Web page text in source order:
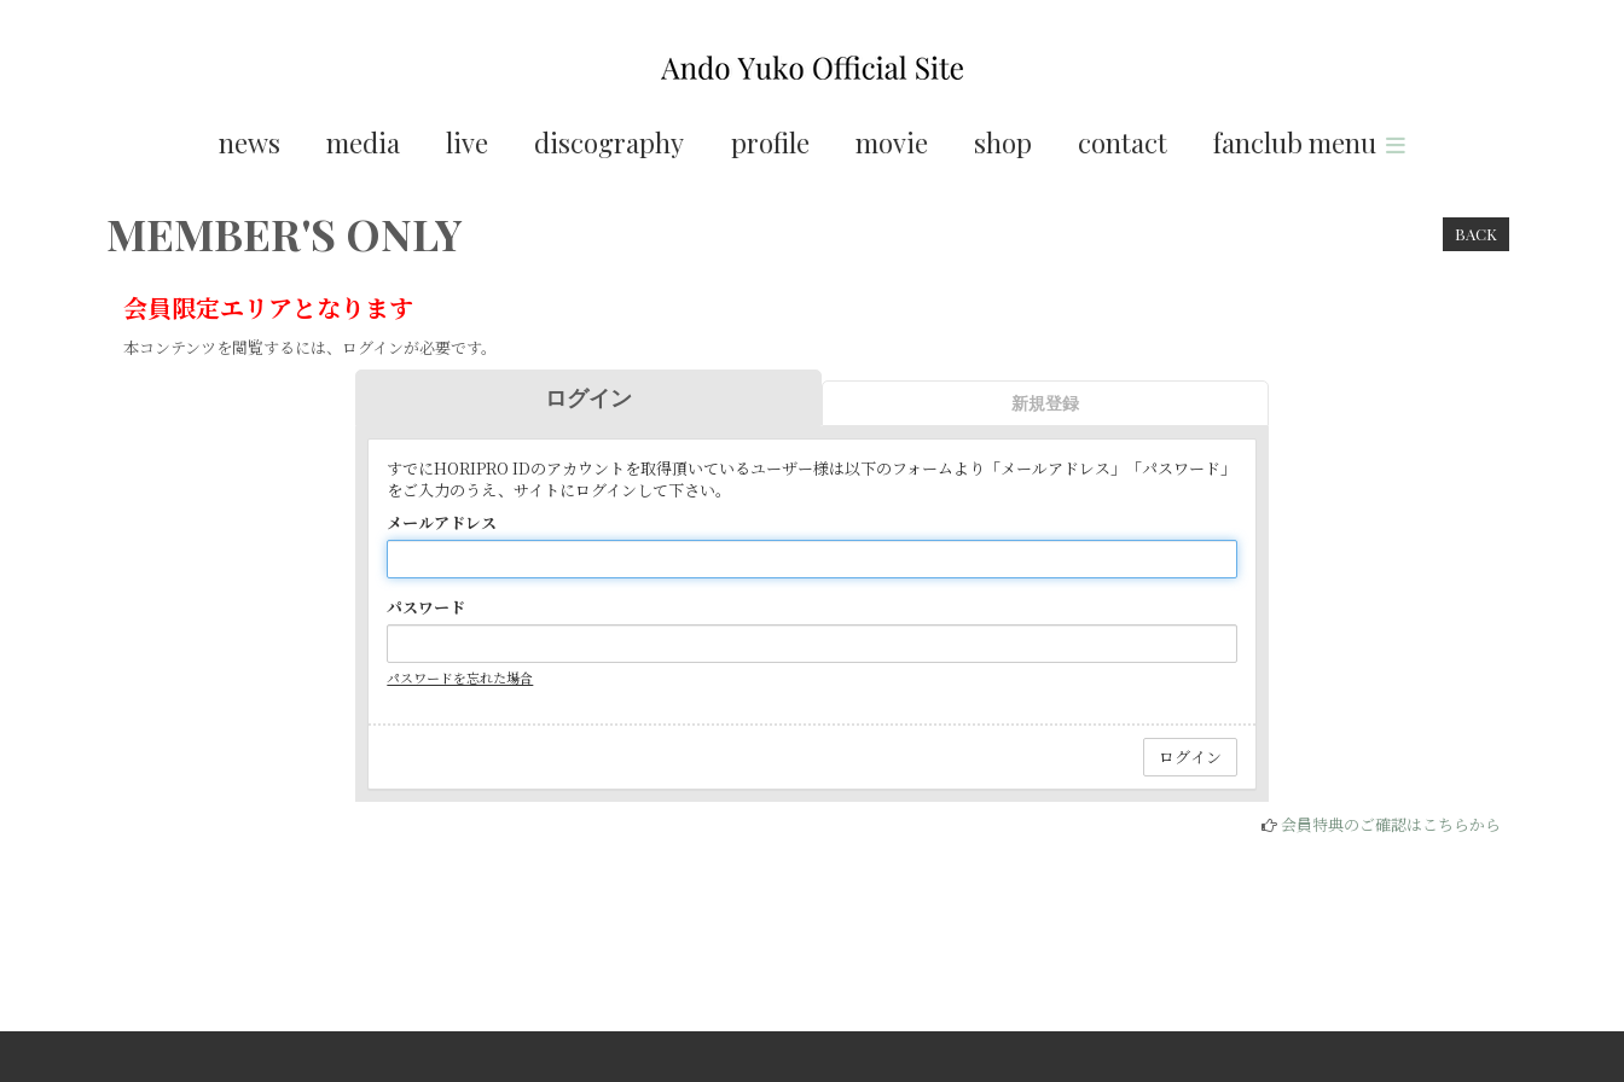
news media live discography profile movie shop contact fanclub menu
MEMBER'S ONLY BACK
会員限定エリアとなります
本コンテンツを閲覧するには、ログインが必要です。
ログイン 新規登録
すでにHORIPRO IDのアカウントを取得頂いているユーザー様は以下のフォームより「メールアドレス」「パスワード」
をご入力のうえ、サイトにログインして下さい。
メールアドレス
パスワード
パスワードを忘れた場合
会員特典のご確認はこちらから